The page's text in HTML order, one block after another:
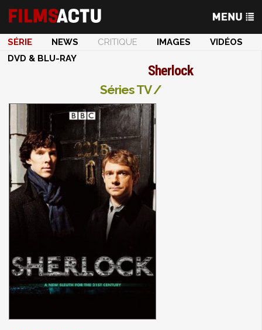
SÉRIE NEWS CRITIQUE IMAGES
VIDÉOS
DVD & BLU-RAY
Sherlock
Séries TV /